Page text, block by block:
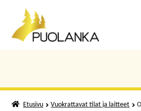
Siirry
navigointiin
Siirry
sisältöön
ELOKUVALIPUT
Etusivu Vuokrattavat tilat ja laitteet